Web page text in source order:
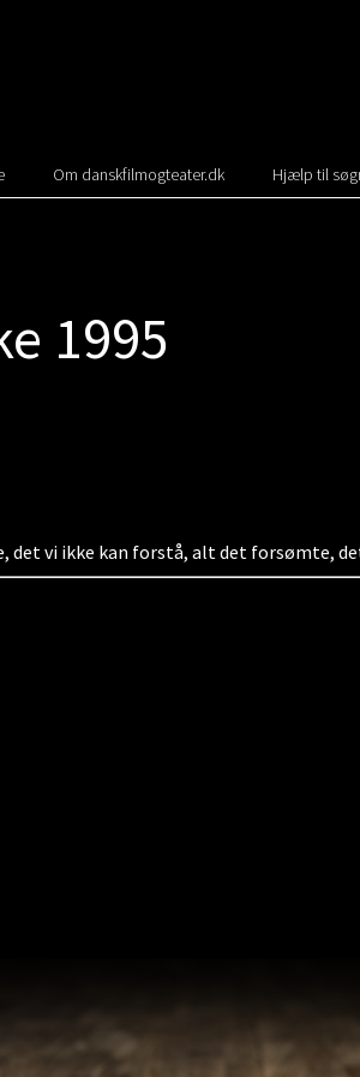
Om danskfilmogteater.dk Hjælp til
1995
det vi ikke kan forstå, alt det forsømte,